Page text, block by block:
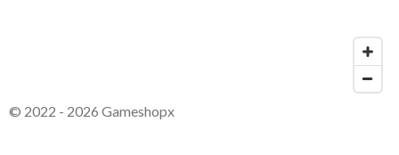
© 2022 - 2026 Gameshopx